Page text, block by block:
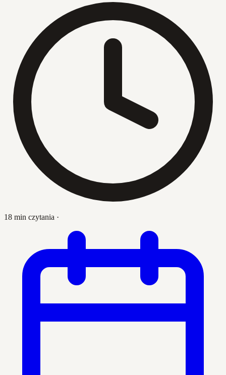
18 min czytania ·